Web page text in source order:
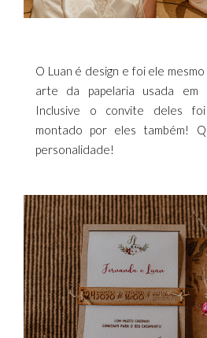
O Luan é design e foi ele
arte da papelaria usada em
Inclusive o convite deles
montado por eles também!
personalidade!